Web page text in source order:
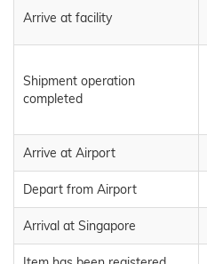
Arrive at facility
Shipment operation
completed
Arrive at Airport
Depart from Airport
Arrival at Singapore